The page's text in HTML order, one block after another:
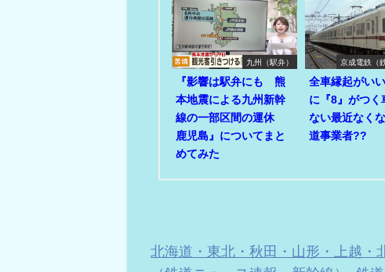
九州（駅弁）
『影響は駅弁にも 熊
本地震による九州新幹
線の一部区間の運休
鹿児島』についてまと
めてみた
京成電鉄（
全車縁起がい
に『8』がつく
ない最近なく
道事業者??
北海道・東北・秋田・山形・上越